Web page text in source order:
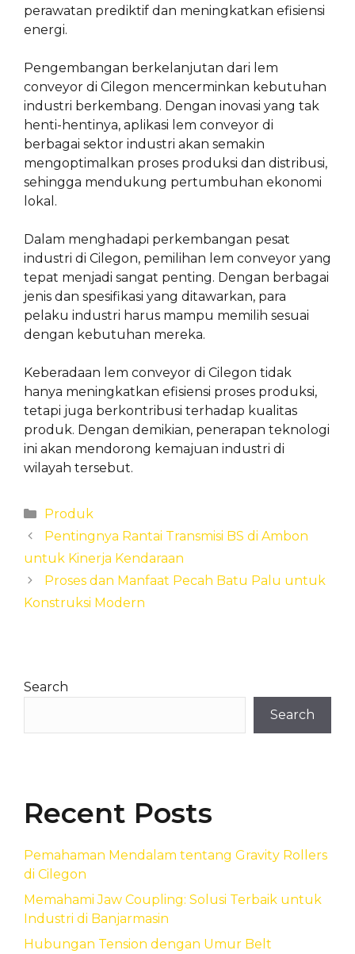
perawatan prediktif dan meningkatkan efisiensi
energi.
Pengembangan berkelanjutan dari lem
conveyor di Cilegon mencerminkan kebutuhan
industri berkembang. Dengan inovasi yang tak
henti-hentinya, aplikasi lem conveyor di
berbagai sektor industri akan semakin
mengoptimalkan proses produksi dan distribusi,
sehingga mendukung pertumbuhan ekonomi
lokal.
Dalam menghadapi perkembangan pesat
industri di Cilegon, pemilihan lem conveyor yang
tepat menjadi sangat penting. Dengan berbagai
jenis dan spesifikasi yang ditawarkan, para
pelaku industri harus mampu memilih sesuai
dengan kebutuhan mereka.
Keberadaan lem conveyor di Cilegon tidak
hanya meningkatkan efisiensi proses produksi,
tetapi juga berkontribusi terhadap kualitas
produk. Dengan demikian, penerapan teknologi
ini akan mendorong kemajuan industri di
wilayah tersebut.
Categories
Produk
Pentingnya Rantai Transmisi BS di Ambon
untuk Kinerja Kendaraan
Proses dan Manfaat Pecah Batu Palu untuk
Konstruksi Modern
Search
Search
Recent Posts
Pemahaman Mendalam tentang Gravity Rollers
di Cilegon
Memahami Jaw Coupling: Solusi Terbaik untuk
Industri di Banjarmasin
Hubungan Tension dengan Umur Belt